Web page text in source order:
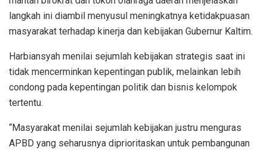
langkah ini diambil menyusul meningkatnya ketidakpuasan
masyarakat terhadap kinerja dan kebijakan Gubernur Kaltim.
Harbiansyah menilai sejumlah kebijakan strategis saat ini
tidak mencerminkan kepentingan publik, melainkan lebih
condong pada kepentingan politik dan bisnis kelompok
tertentu.
“Masyarakat menilai sejumlah kebijakan justru menguras
APBD yang seharusnya diprioritaskan untuk pembangunan